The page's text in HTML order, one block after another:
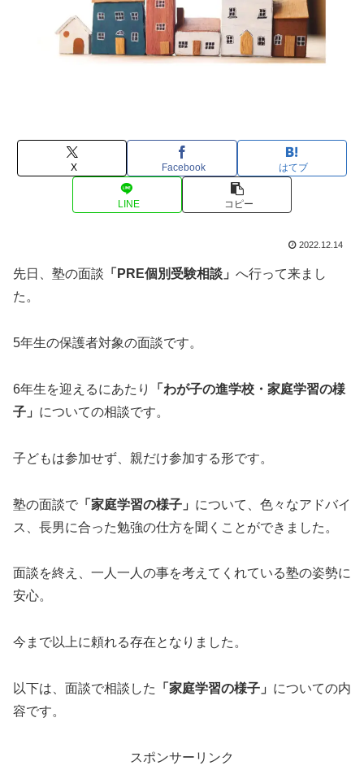
X Facebook はてブ
LINE コピー
2022.12.14
先日、塾の面談 「PRE個別受験相談」 へ行って来まし
た。
5年生の保護者対象の面談です。
6年生を迎えるにあたり
「わが子の進学校・家庭学習の様
子」 についての相談です。
子どもは参加せず、親だけ参加する形です。
塾の面談で 「 家庭学習の様子 」 について、色々なアドバイ
ス、長男に合った勉強の仕方を聞くことができました。
面談を終え、一人一人の事を考えてくれている塾の姿勢に
安心。
今まで以上に頼れる存在となりました。
以下は、面談で相談した 「 家庭学習の様子 」 についての内
容です。
スポンサーリンク